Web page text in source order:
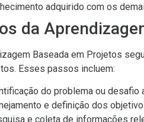
adquirido com os
da
Baseada em Projetos
Esses passos incluem:
do problema ou desafio
e definição dos
e coleta de informações